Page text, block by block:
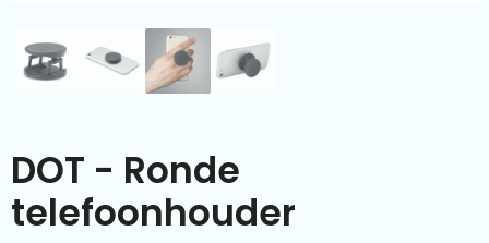
Meer categorieën
DOT - Ronde
telefoonhouder